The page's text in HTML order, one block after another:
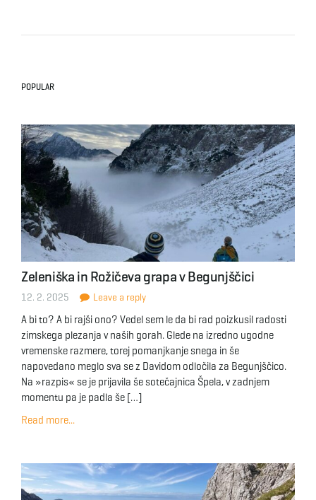
n
v
POPULAR
Zeleniška in Rožičeva grapa v Begunjščici
12. 2. 2025 Leave a reply
A bi to? A bi rajši ono? Vedel sem le da bi rad poizkusil radosti
zimskega plezanja v naših gorah. Glede na izredno ugodne
vremenske razmere, torej pomanjkanje snega in še
napovedano meglo sva se z Davidom odločila za Begunjščico.
Na »razpis« se je prijavila še sotečajnica Špela, v zadnjem
momentu pa je padla še […]
Read more...